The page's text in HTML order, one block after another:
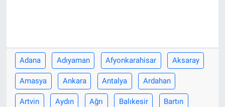
Adana Adıyaman Afyonkarahisar Aksaray
Amasya Ankara Antalya Ardahan
Artvin Aydın Ağrı Balıkesir Bartın